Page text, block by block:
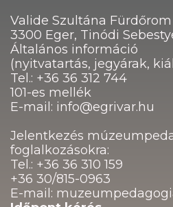
Valide Szultána Fürdőrom
3300 Eger, Tinódi
Általános információ
(nyitvatartás, jegyárak,
Tel.: +36 36 312 744
101-es mellék
E-mail: info@egrivar.hu
Jelentkezés
foglalkozásokra:
Tel.: +36 36 310 159
+36 30/815-0963
E-mail: